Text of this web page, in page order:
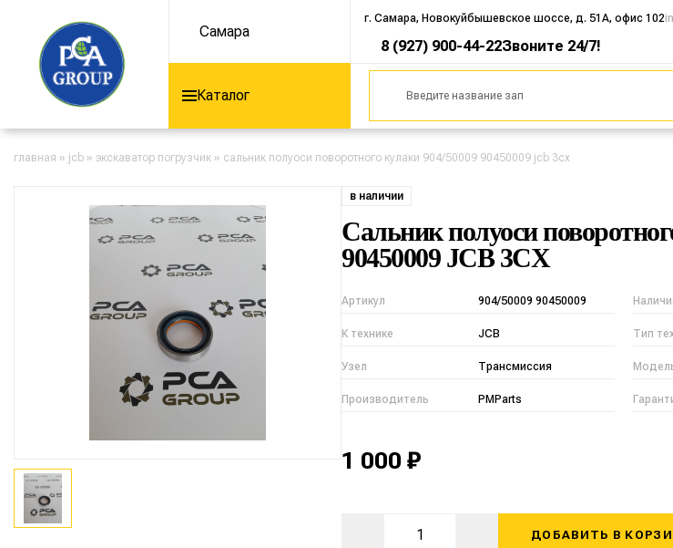
Самара
г. Самара, Новокуйбышевское шоссе, д. 51А, офис 102
8 (927) 900-44-22Звоните 24/7!
Каталог
главная » jcb » экскаватор погрузчик » сальник полуоси поворотного кулаки 904/50009 90450009 jcb 3cx
в наличии
Сальник полуоси
90450009 JCB 3CX
Артикул 904/50009 90450009
К технике JCB Тип
Узел Трансмиссия
Производитель PMParts
1 000 ₽
ДОБАВИТЬ В